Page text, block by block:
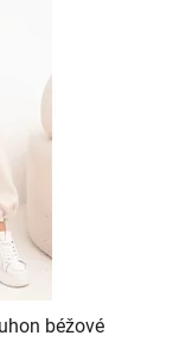
béžové